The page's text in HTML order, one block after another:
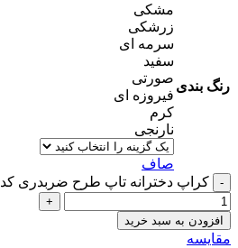
رنگ بندی
مشکی
زرشکی
سرمه ای
سفید
صورتی
فیروزه ای
کرم
نارنجی
صاف
کراپ دخترانه تاپ طرح ضربدری کد 1113 عدد
افزودن به سبد خرید
مقایسه